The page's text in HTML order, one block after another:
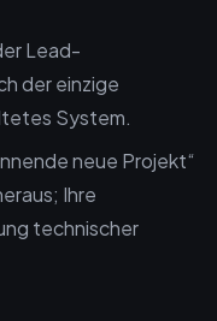
Lead-
der einzige
System.
neue Projekt“
Ihre
technischer